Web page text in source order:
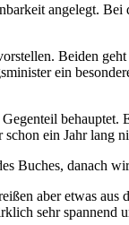
angelegt. Bei
Beiden
ein
schon ein Jahr lang
Buches, danach
aber etwas aus
sehr spannend